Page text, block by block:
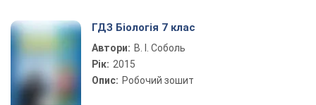
ГДЗ Біологія 7 клас
Автори: В. І. Соболь
Рік: 2015
Опис: Робочий зошит